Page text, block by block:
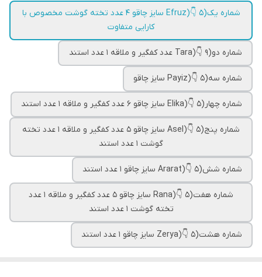
شماره یک(Efruz)👇 5 سایز چاقو 4 عدد تخته گوشت مخصوص با
کارایی متفاوت
شماره دو(Tara)👇 9 عدد کفگیر و ملاقه 1 عدد استند
شماره سه(Payiz)👇 5 سایز چاقو
شماره چهار(Elika)👇 5 سایز چاقو 6 عدد کفگیر و ملاقه 1 عدد استند
شماره پنج(Asel)👇 5 سایز چاقو 5 عدد کفگیر و ملاقه 1 عدد تخته
گوشت 1 عدد استند
شماره شش(Ararat)👇 5 سایز چاقو 1 عدد استند
شماره هفت(Rana)👇 5 سایز چاقو 5 عدد کفگیر و ملاقه 1 عدد
تخته گوشت 1 عدد استند
شماره هشت(Zerya)👇 5 سایز چاقو 1 عدد استند